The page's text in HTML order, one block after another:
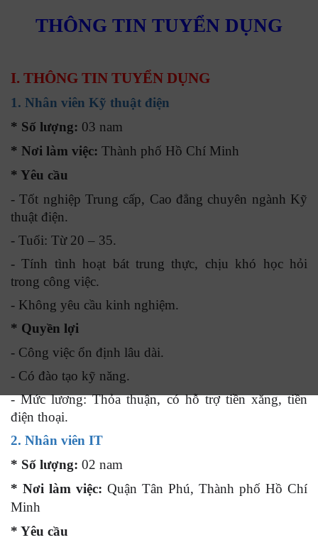
THÔNG TIN TUYỂN DỤNG
I. THÔNG TIN TUYỂN DỤNG
1. Nhân viên Kỹ thuật điện
* Số lượng: 03 nam
* Nơi làm việc: Thành phố Hồ Chí Minh
* Yêu cầu
- Tốt nghiệp Trung cấp, Cao đẳng chuyên ngành Kỹ
thuật điện.
- Tuổi: Từ 20 – 35.
- Tính tình hoạt bát trung thực, chịu khó học hỏi
trong công việc.
- Không yêu cầu kinh nghiệm.
* Quyền lợi
- Công việc ổn định lâu dài.
- Có đào tạo kỹ năng.
- Mức lương: Thỏa thuận, có hỗ trợ tiền xăng, tiền
điện thoại.
2. Nhân viên IT
* Số lượng: 02 nam
* Nơi làm việc: Quận Tân Phú, Thành phố Hồ Chí
Minh
* Yêu cầu